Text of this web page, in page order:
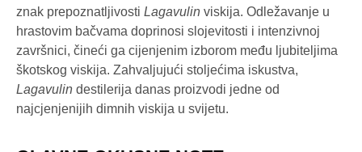
znak prepoznatljivosti Lagavulin viskija. Odležavanje u
hrastovim bačvama doprinosi slojevitosti i intenzivnoj
završnici, čineći ga cijenjenim izborom među ljubiteljima
škotskog viskija. Zahvaljujući stoljećima iskustva,
Lagavulin destilerija danas proizvodi jedne od
najcjenjenijih dimnih viskija u svijetu.